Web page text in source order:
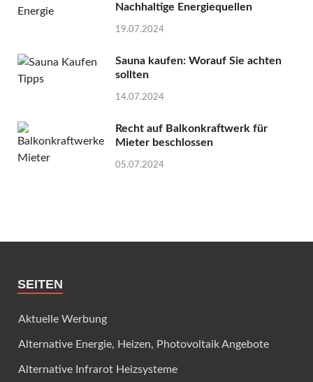
Nachhaltige Energiequellen
19.07.2024
Sauna kaufen: Worauf Sie achten
sollten
14.07.2024
Recht auf Balkonkraftwerk für
Mieter beschlossen
05.07.2024
SEITEN
Aktuelle Werbung
Alternative Energie, Heizen, Photovoltaik Angebote
Alternative Infrarot Heizsysteme